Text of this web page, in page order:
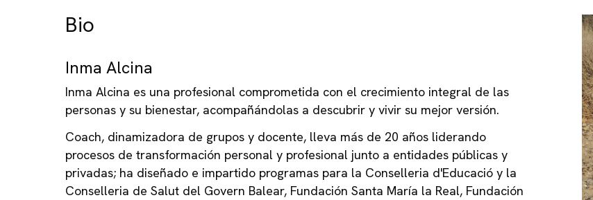
Bio
Inma Alcina
Inma Alcina es una profesional comprometida con el crecimiento integral de las
personas y su bienestar, acompañándolas a descubrir y vivir su mejor versión.
Coach, dinamizadora de grupos y docente, lleva más de 20 años liderando
procesos de transformación personal y profesional junto a entidades públicas y
privadas; ha diseñado e impartido programas para la Conselleria d'Educació y la
Conselleria de Salut del Govern Balear, Fundación Santa María la Real, Fundación